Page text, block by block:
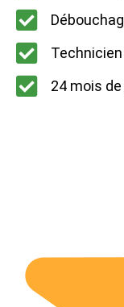
24 mois